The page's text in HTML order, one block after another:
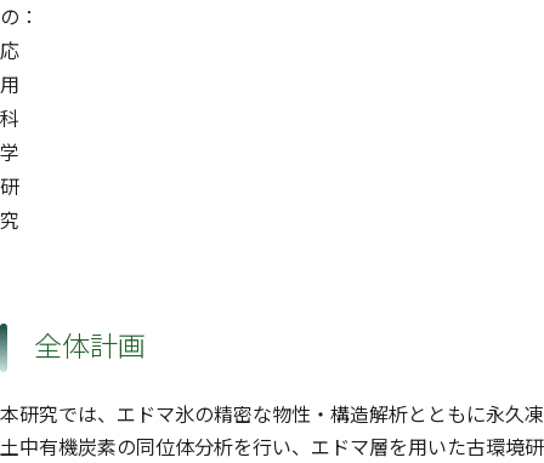
の：
応
用
科
学
研
究
全体計画
本研究では、エドマ氷の精密な物性・構造解析とともに永久凍
土中有機炭素の同位体分析を行い、エドマ層を用いた古環境研